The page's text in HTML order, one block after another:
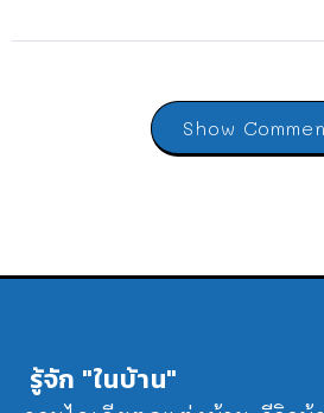
Show
รู้จัก "ในบ้าน"